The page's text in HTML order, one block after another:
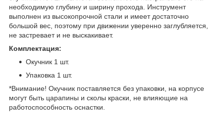
необходимую глубину и ширину прохода. Инструмент
выполнен из высокопрочной стали и имеет достаточно
большой вес, поэтому при движении уверенно заглубляется,
не застревает и не выскакивает.
Комплектация:
Окучник 1 шт.
Упаковка 1 шт.
*Внимание! Окучник поставляется без упаковки, на корпусе
могут быть царапины и сколы краски, не влияющие на
работоспособность оснастки.